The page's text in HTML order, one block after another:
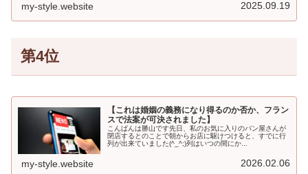
my-style.website 2025.09.19
第4位
【これは婚姻の義務になり得るのか否か、フラン
スで法案が可決されました】
こんばんは勝山です先日、私のお気に入りのパン屋さんが
閉店するとのことで朝からお店に駆けつけると、すでに行
列が出来ていました(^_^;)列はいつの間にか...
my-style.website 2026.02.06